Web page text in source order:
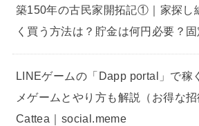
築150年の古民家開拓記①｜家探し
く買う方法は？貯金は何円必要？固
LINEゲームの「Dapp portal」で稼
メゲームとやり方も解説（お得な招
Cattea｜social.meme